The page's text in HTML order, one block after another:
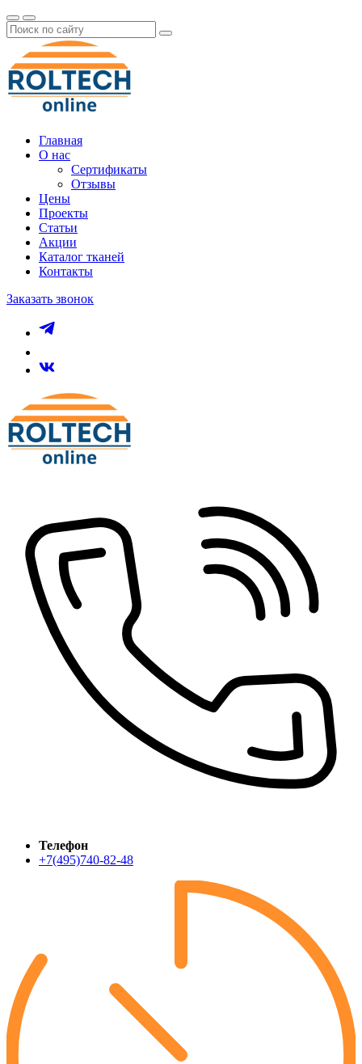
Главная
О нас
Сертификаты
Отзывы
Цены
Проекты
Статьи
Акции
Каталог тканей
Контакты
Заказать звонок
Телефон
+7(495)740-82-48